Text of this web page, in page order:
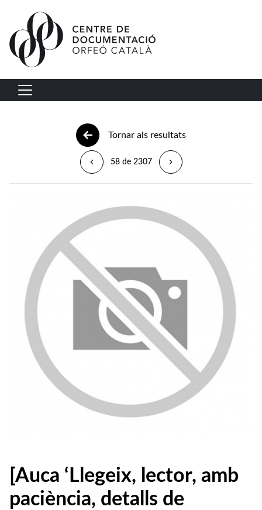
Vés al contingut
Navegació principal
Tornar als resultats
58 de 2307
[Auca ‘Llegeix, lector, amb
paciència, detalls de